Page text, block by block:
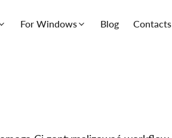
For Windows Blog Contacts